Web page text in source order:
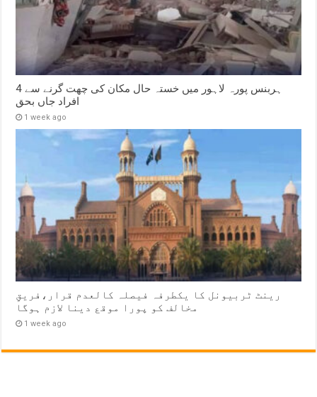
ہربنس پورہ لاہور میں خستہ حال مکان کی چھت گرنے سے 4
افراد جاں بحق
1 week ago
رینٹ ٹربیونل کا یکطرفہ فیصلہ کالعدم قرار،فریقِ
مخالف کو پورا موقع دینا لازم ہوگا
1 week ago